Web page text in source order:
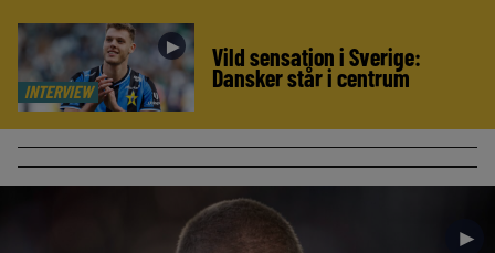
INTERVIEW
► Vild sensation i Sverige:
Dansker står i centrum
►